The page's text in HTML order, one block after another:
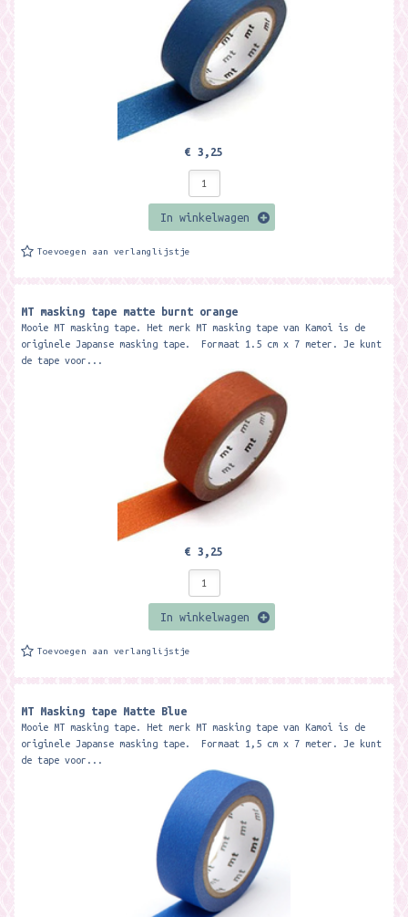
€ 3,25
In winkelwagen
Toevoegen aan verlanglijstje
MT masking tape matte burnt orange
Mooie MT masking tape. Het merk MT masking tape van Kamoi is de
originele Japanse masking tape. Formaat 1.5 cm x 7 meter. Je kunt
de tape voor...
€ 3,25
In winkelwagen
Toevoegen aan verlanglijstje
MT Masking tape Matte Blue
Mooie MT masking tape. Het merk MT masking tape van Kamoi is de
originele Japanse masking tape. Formaat 1,5 cm x 7 meter. Je kunt
de tape voor...